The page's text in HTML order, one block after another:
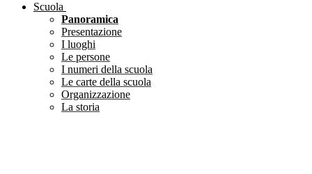
Scuola
Panoramica
Presentazione
I luoghi
Le persone
I numeri della scuola
Le carte della scuola
Organizzazione
La storia